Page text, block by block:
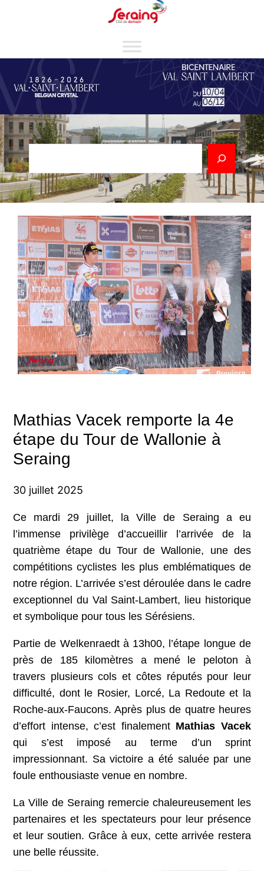
Rechercher
Mathias Vacek remporte la 4e
étape du Tour de Wallonie à
Seraing
30 juillet 2025
Ce mardi 29 juillet, la Ville de Seraing a eu
l’immense privilège d’accueillir l’arrivée de la
quatrième étape du Tour de Wallonie, une des
compétitions cyclistes les plus emblématiques de
notre région. L’arrivée s’est déroulée dans le cadre
exceptionnel du Val Saint-Lambert, lieu historique
et symbolique pour tous les Sérésiens.
Partie de Welkenraedt à 13h00, l’étape longue de
près de 185 kilomètres a mené le peloton à
travers plusieurs cols et côtes réputés pour leur
difficulté, dont le Rosier, Lorcé, La Redoute et la
Roche-aux-Faucons. Après plus de quatre heures
d’effort intense, c’est finalement Mathias Vacek
qui s’est imposé au terme d’un sprint
impressionnant. Sa victoire a été saluée par une
foule enthousiaste venue en nombre.
La Ville de Seraing remercie chaleureusement les
partenaires et les spectateurs pour leur présence
et leur soutien. Grâce à eux, cette arrivée restera
une belle réussite.
Cookies management panel